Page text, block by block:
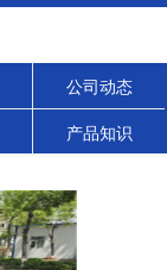
公司动态
产品知识